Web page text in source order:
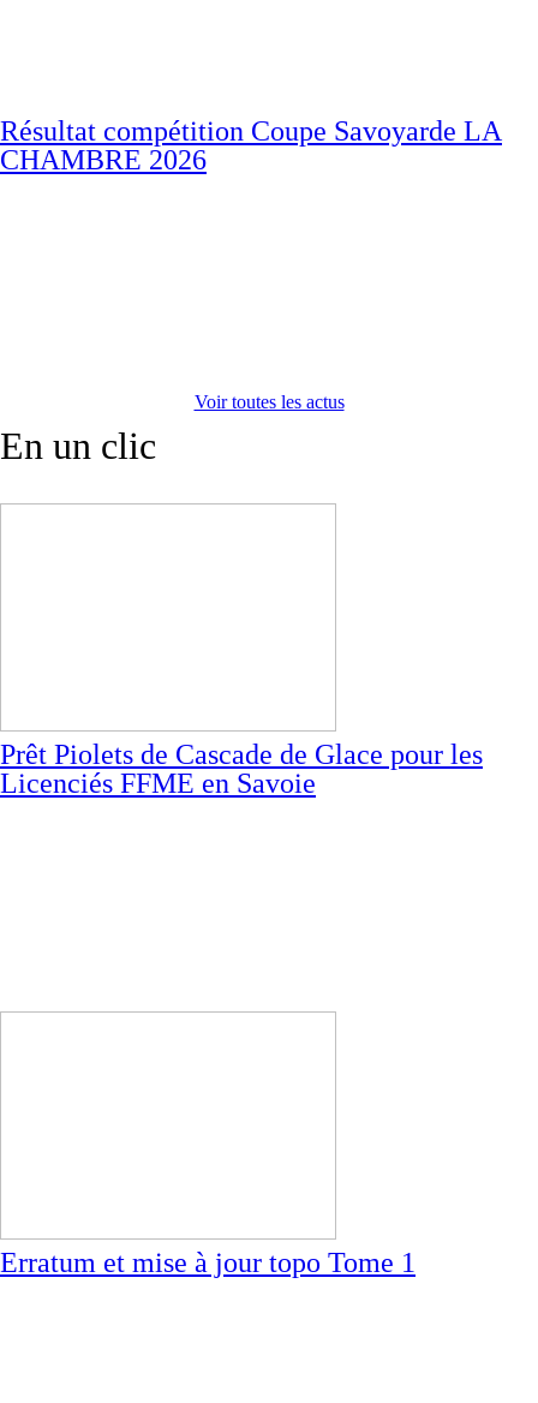
Résultat compétition Coupe Savoyarde LA
CHAMBRE 2026
Voir toutes les actus
En un clic
Prêt Piolets de Cascade de Glace pour les
Licenciés FFME en Savoie
Erratum et mise à jour topo Tome 1